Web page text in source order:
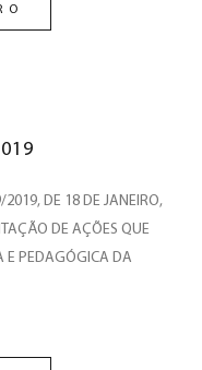
DE 18 DE JANEIRO,
DE AÇÕES QUE
E PEDAGÓGICA DA